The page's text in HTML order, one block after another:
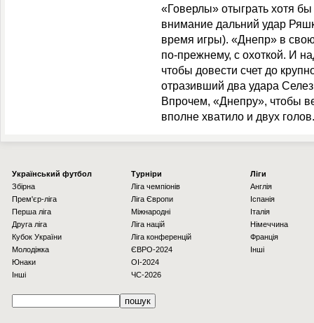
«Говерлы» отыграть хотя
внимание дальний удар
время игры). «Днепр» в
по-прежнему, с охоткой. И
чтобы довести счет до
отразивший два удара
Впрочем, «Днепру», чтобы
вполне хватило и двух голов.
Українcький футбол
Збірна
Прем'єр-ліга
Перша ліга
Друга ліга
Кубок України
Молодіжка
Юнаки
Інші
Турніри
Ліга чемпіонів
Ліга Європи
Міжнародні
Ліга націй
Ліга конференцій
ЄВРО-2024
OI-2024
ЧС-2026
Ліги
Англія
Іспанія
Італія
Німеччина
Франція
Інші